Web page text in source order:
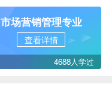
市场营销管理专业
查看详情
4688人学过